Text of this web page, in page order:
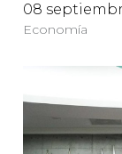
08
Economía